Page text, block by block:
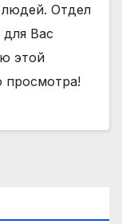
Отдел
Вас
этой
просмотра!